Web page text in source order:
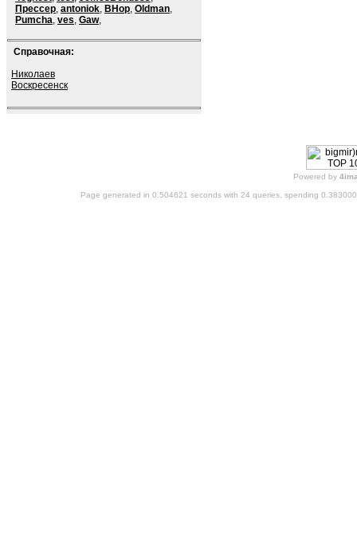
Прессер, antoniok, BHop, Oldman,
Pumcha, ves, Gaw,
Справочная:
Николаев
Воскресенск
Powered by
Page generated in 0.504621 seconds with 24 queries, spending